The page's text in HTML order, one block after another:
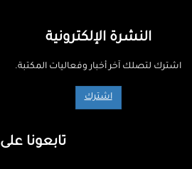
النشرة الإلكترونية
اشترك لتصلك آخر أخبار وفعاليات المكتبة.
اشترك
تابعونا على